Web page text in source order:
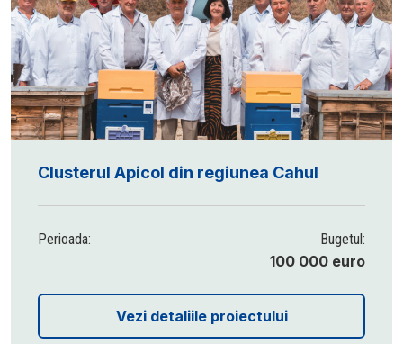
Clusterul Apicol din regiunea Cahul
Perioada: Bugetul:
100 000 euro
Vezi detaliile proiectului